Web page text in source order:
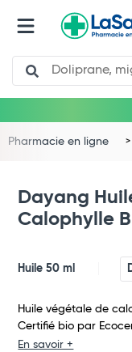
Search
Pharmacie en ligne
Dayang
Calophylle
Huile 50 ml
Huile végétale de
Certifié bio par
En savoir +